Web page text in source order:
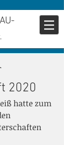
2020
hatte zum